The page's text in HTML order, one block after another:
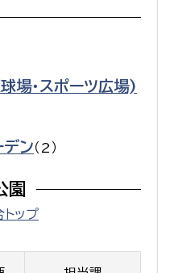
場・スポーツ広場)
デン（2）
園
トップ